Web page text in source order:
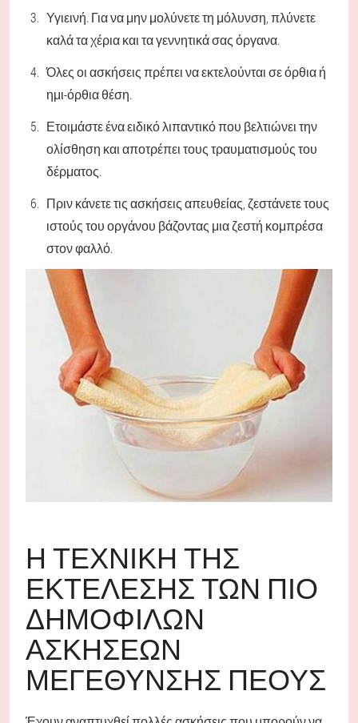
Υγιεινή. Για να μην μολύνετε τη μόλυνση, πλύνετε
καλά τα χέρια και τα γεννητικά σας όργανα.
Όλες οι ασκήσεις πρέπει να εκτελούνται σε όρθια ή
ημι-όρθια θέση.
Ετοιμάστε ένα ειδικό λιπαντικό που βελτιώνει την
ολίσθηση και αποτρέπει τους τραυματισμούς του
δέρματος.
Πριν κάνετε τις ασκήσεις απευθείας, ζεστάνετε τους
ιστούς του οργάνου βάζοντας μια ζεστή κομπρέσα
στον φαλλό.
Η ΤΕΧΝΙΚΉ ΤΗΣ
ΕΚΤΈΛΕΣΗΣ ΤΩΝ ΠΙΟ
ΔΗΜΟΦΙΛΏΝ
ΑΣΚΉΣΕΩΝ
ΜΕΓΈΘΥΝΣΗΣ ΠΈΟΥΣ